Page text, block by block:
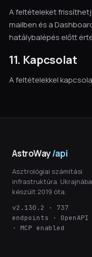
A feltételeket
mailben és a
hatálybalépés előtt
11. Kapcsolat
A feltételekkel
AstroWay/api
Asztrológiai számítási
infrastruktúra.
készült 2019 óta.
v2.130.2 · 737
endpoints ·
· MCP enabled